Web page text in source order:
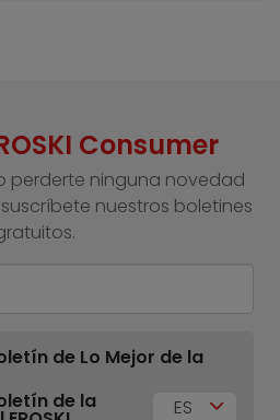
Consumer
perderte ninguna novedad
suscríbete nuestros boletines
de Lo Mejor de la
de la
ES